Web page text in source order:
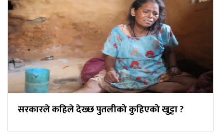
सरकारले कहिले देख्छ पुतलीको कुहिएको खुट्टा ?